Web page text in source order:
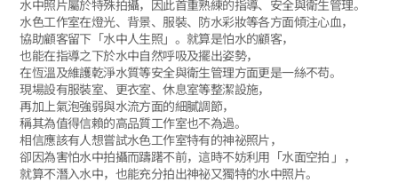
水中照片屬於特殊拍攝，因此首重熟練的指導、安全與衛生管理。
水色工作室在燈光、背景、服裝、防水彩妝等各方面傾注心血，
協助顧客留下「水中人生照」。就算是怕水的顧客，
也能在指導之下於水中自然呼吸及擺出姿勢，
在恆溫及維護乾淨水質等安全與衛生管理方面更是一絲不苟。
現場設有服裝室、更衣室、休息室等整潔設施，
再加上氣泡強弱與水流方面的細膩調節，
稱其為值得信賴的高品質工作室也不為過。
相信應該有人想嘗試水色工作室特有的神祕照片，
卻因為害怕水中拍攝而躊躇不前，這時不妨利用「水面空拍 」，
就算不潛入水中，也能充分拍出神祕又獨特的水中照片。